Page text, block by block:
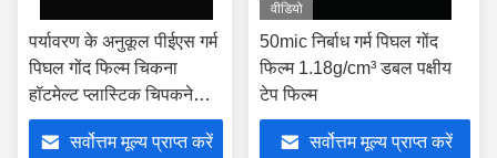
पर्यावरण के अनुकूल पीईएस गर्म
पिघल गोंद फिल्म चिकना
हॉटमेल्ट प्लास्टिक चिपकने
वाली फिल्म
सर्वोत्तम मूल्य प्राप्त करें
वीडियो
50mic निर्बाध गर्म पिघल गोंद
फिल्म 1.18g/cm³ डबल पक्षीय
टेप फिल्म
सर्वोत्तम मूल्य प्राप्त करें